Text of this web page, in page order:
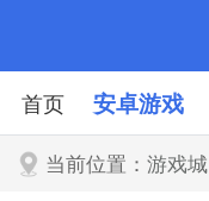
首页 安卓游戏
当前位置：游戏城